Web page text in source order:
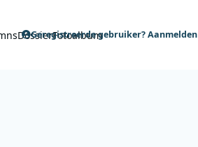
DossierFotoalbum
Geregistreerde gebruiker? Aanmelden